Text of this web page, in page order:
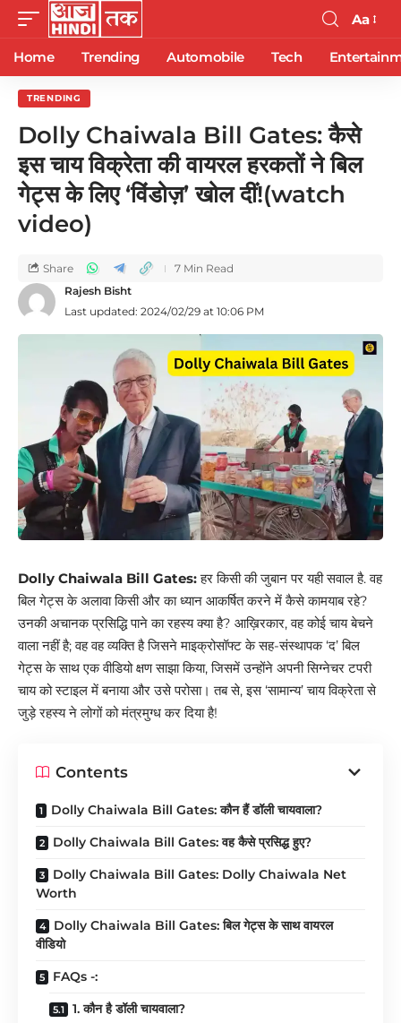
Aa
Home Trending Automobile Tech
TRENDING
Dolly Chaiwala Bill Gates: कैसे
इस चाय विक्रेता की वायरल हरकतों ने बिल
गेट्स के लिए ‘विंडोज़’ खोल दीं!(watch
video)
Last updated: 2024/02/29 at 10:06 PM
Rajesh Bisht
Share 7 Min Read
Dolly Chaiwala Bill Gates:हर किसी की जुबान पर यही सवाल है. वह
बिल गेट्स के अलावा किसी और का ध्यान आकर्षित करने में कैसे कामयाब रहे?
उनकी अचानक प्रसिद्धि पाने का रहस्य क्या है? आख़िरकार, वह कोई चाय बेचने
वाला नहीं है; वह वह व्यक्ति है जिसने माइक्रोसॉफ्ट के सह-संस्थापक ‘द’ बिल
गेट्स के साथ एक वीडियो क्षण साझा किया, जिसमें उन्होंने अपनी सिग्नेचर टपरी
चाय को स्टाइल में बनाया और उसे परोसा। तब से, इस ‘सामान्य’ चाय विक्रेता से
जुड़े रहस्य ने लोगों को मंत्रमुग्ध कर दिया है!
Contents
Dolly Chaiwala Bill Gates: कौन हैं डॉली चायवाला?
Dolly Chaiwala Bill Gates: वह कैसे प्रसिद्ध हुए?
Dolly Chaiwala Bill Gates: Dolly Chaiwala Net
Worth
Dolly Chaiwala Bill Gates: बिल गेट्स के साथ वायरल
वीडियो
FAQs -:
1. कौन है डॉली चायवाला?